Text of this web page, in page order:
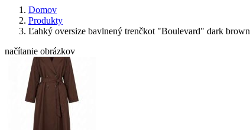
Domov
Produkty
Ľahký oversize bavlnený trenčkot "Boulevard" dark brown
načítanie obrázkov